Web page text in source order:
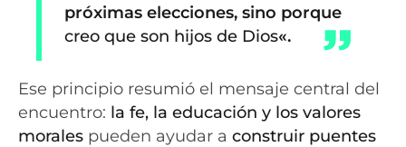
próximas elecciones, sino porque
creo que son hijos de Dios«.
Ese principio resumió el mensaje central del
encuentro: la fe, la educación y los valores
morales pueden ayudar a construir puentes